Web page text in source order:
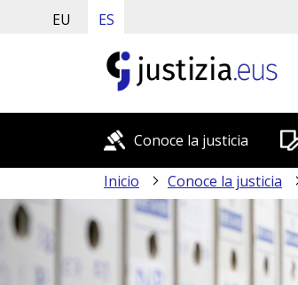
EU ES
Conoce la justicia
Inicio Conoce la justicia